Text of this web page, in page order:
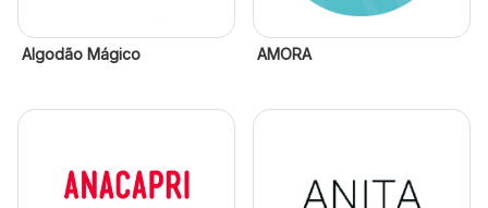
Algodão Mágico AMORA